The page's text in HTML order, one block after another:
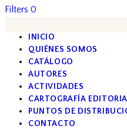
Filters 0
INICIO
QUIÉNES SOMOS
CATÁLOGO
AUTORES
ACTIVIDADES
CARTOGRAFÍA
PUNTOS DE
CONTACTO